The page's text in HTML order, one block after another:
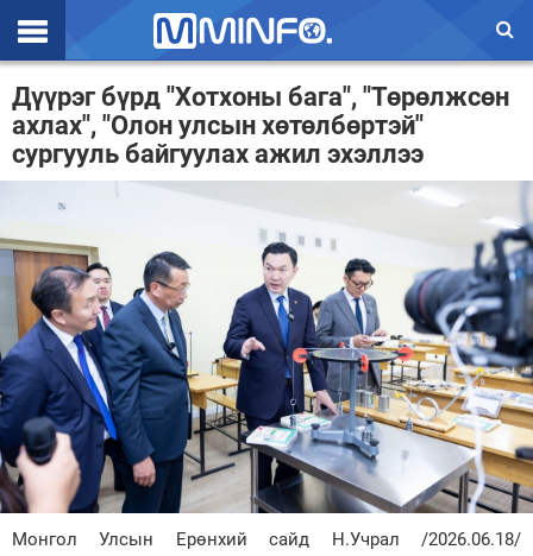
Эхлэл
Цаг агаар
Валют ханш
Эдийн засаг
Үзэл бодол
Спорт
Нийгэм
Дэлхий
Дүүрэг бүрд "Хотхоны бага", "Төрөлжсөн
ахлах", "Олон улсын хөтөлбөртэй"
сургууль байгуулах ажил эхэллээ
Монгол Улсын Ерөнхий сайд Н.Учрал /2026.06.18/